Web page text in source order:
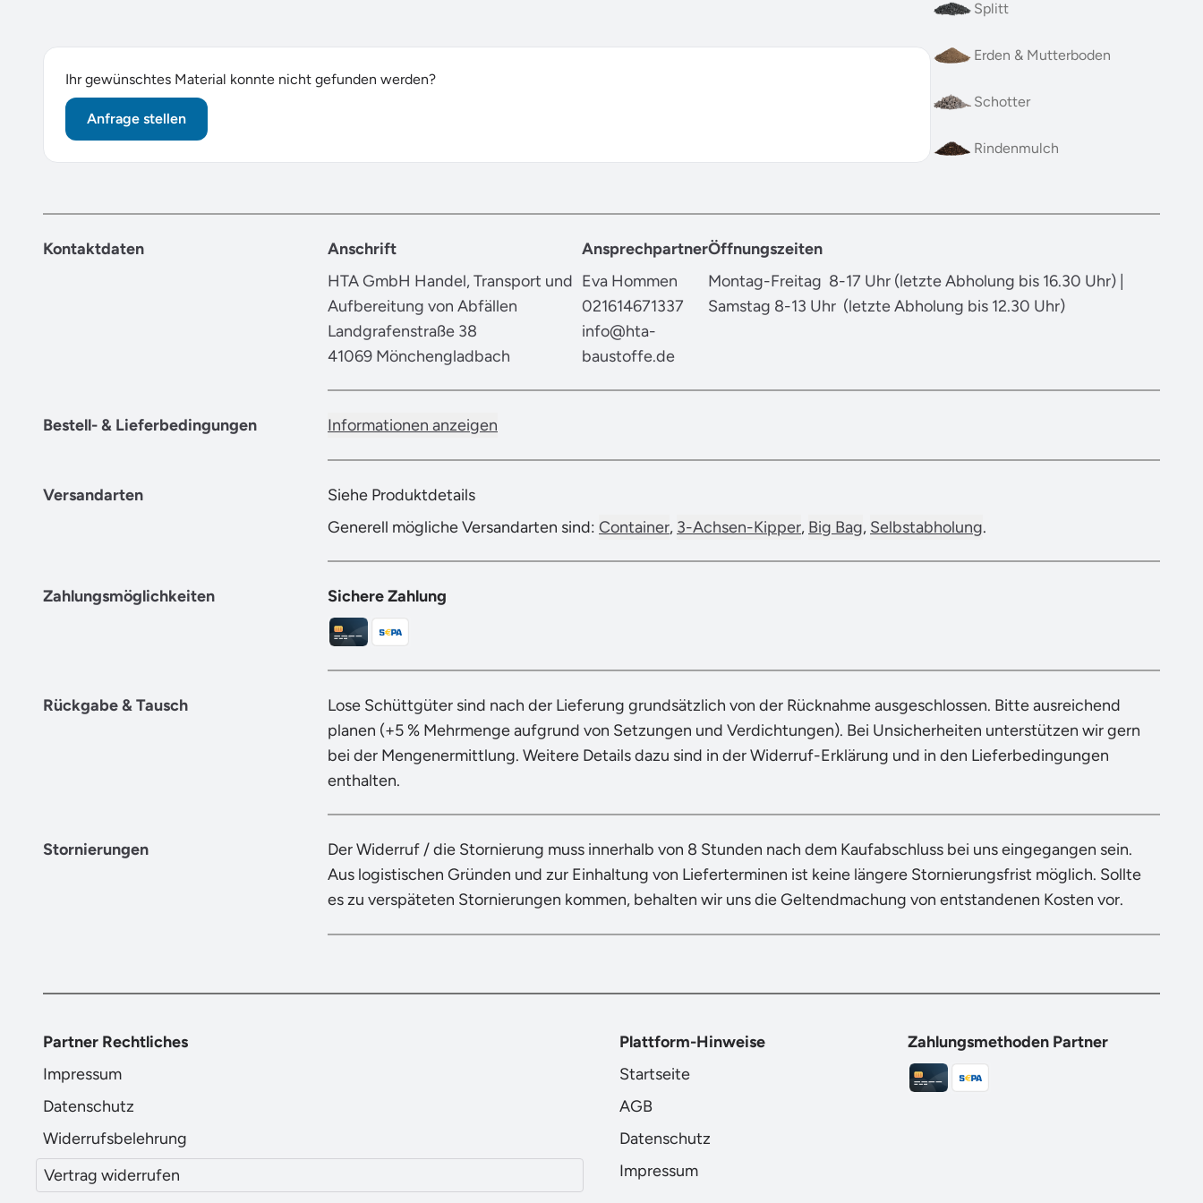
Ihr gewünschtes Material konnte nicht gefunden werden?
Anfrage stellen
Splitt
Erden & Mutterboden
Schotter
Rindenmulch
Kontaktdaten
Anschrift
HTA GmbH Handel, Transport und
Aufbereitung von Abfällen
Landgrafenstraße 38
41069 Mönchengladbach
Ansprechpartner
Eva Hommen
021614671337
info@hta-
baustoffe.de
Öffnungszeiten
Montag-Freitag 8-17 Uhr (letzte Abholung bis 16.30 Uhr) |
Samstag 8-13 Uhr (letzte Abholung bis 12.30 Uhr)
Bestell- & Lieferbedingungen Informationen anzeigen
Versandarten
Siehe Produktdetails
Generell mögliche Versandarten sind: Container, 3-Achsen-Kipper, Big Bag, Selbstabholung.
Zahlungsmöglichkeiten Sichere Zahlung
Rückgabe & Tausch
Lose Schüttgüter sind nach der Lieferung grundsätzlich von der Rücknahme ausgeschlossen. Bitte ausreichend
planen (+5 % Mehrmenge aufgrund von Setzungen und Verdichtungen). Bei Unsicherheiten unterstützen wir gern
bei der Mengenermittlung. Weitere Details dazu sind in der Widerruf-Erklärung und in den Lieferbedingungen
enthalten.
Stornierungen
Der Widerruf / die Stornierung muss innerhalb von 8 Stunden nach dem Kaufabschluss bei uns eingegangen sein.
Aus logistischen Gründen und zur Einhaltung von Lieferterminen ist keine längere Stornierungsfrist möglich. Sollte
es zu verspäteten Stornierungen kommen, behalten wir uns die Geltendmachung von entstandenen Kosten vor.
Partner Rechtliches
Impressum
Datenschutz
Widerrufsbelehrung
Vertrag widerrufen
Plattform-Hinweise
Startseite
AGB
Datenschutz
Impressum
Zahlungsmethoden Partner